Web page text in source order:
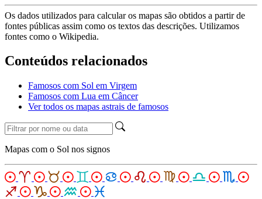
Os dados utilizados para calcular os mapas são obtidos a partir de
fontes públicas assim como os textos das descrições. Utilizamos
fontes como o Wikipedia.
Conteúdos relacionados
Famosos com Sol em Virgem
Famosos com Lua em Câncer
Ver todos os mapas astrais de famosos
Mapas com o Sol nos signos